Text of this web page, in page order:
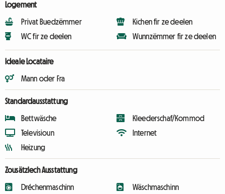
Logement
Privat Buedzëmmer
WC fir ze deelen
Kichen fir ze deelen
Wunnzëmmer fir ze deelen
Ideale Locataire
Mann oder Fra
Standardausstattung
Bettwäsche
Televisioun
Heizung
Kleederschaf/Kommod
Internet
Zousätzlech Ausstattung
Dréchenmaschinn
Wäschmaschinn